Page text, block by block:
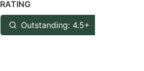
RATING
Outstanding: 4.5+